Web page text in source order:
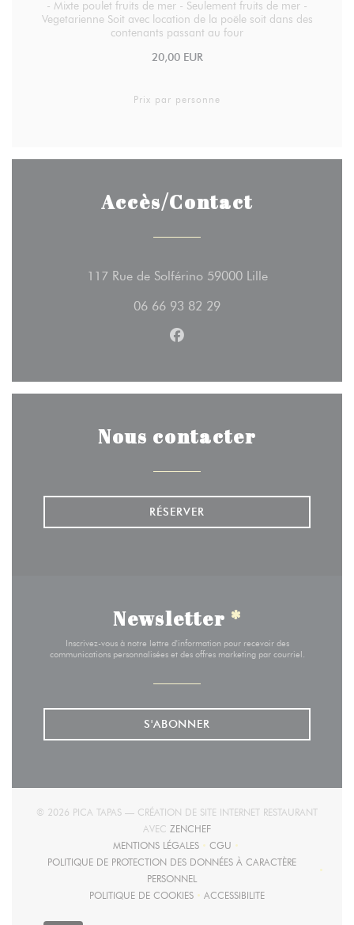
- Mixte poulet fruits de mer - Seulement fruits de mer -
Vegetarienne Soit avec location de la poële soit dans des
contenants passant au four
20,00 EUR
Prix par personne
Accès/Contact
117 Rue de Solférino 59000 Lille((ouvre une
06 66 93 82 29
Facebook ((ouvre une
Nous contacter
RÉSERVER
Newsletter *
Inscrivez-vous à notre lettre d'information pour recevoir des
communications personnalisées et des offres marketing par courriel.
S'ABONNER
© 2026 PICA TAPAS — CRÉATION DE SITE INTERNET RESTAURANT
AVEC ZENCHEF((OUVRE UNE NOUVELLE
MENTIONS LÉGALES
((OUVRE UNE NOUVELLE FENÊTRE))
CGU
((OUVRE UNE NOUVELLE
POLITIQUE DE PROTECTION DES DONNÉES À CARACTÈRE
PERSONNEL((OUVRE UNE NOUVELLE FENÊTRE))
POLITIQUE DE COOKIES
((OUVRE UNE NOUVELLE FENÊTRE))
ACCESSIBILITE
((OUVRE UNE NOUVELLE